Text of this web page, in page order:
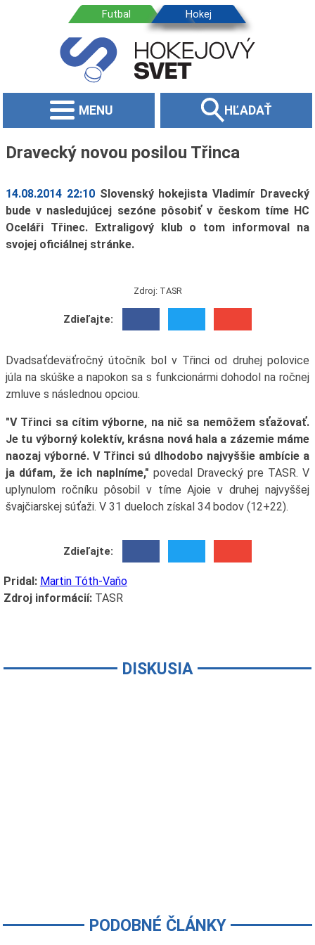
MENU HĽADAŤ
Dravecký novou posilou Třinca
14.08.2014 22:10 Slovenský hokejista Vladimír Dravecký
bude v nasledujúcej sezóne pôsobiť v českom tíme HC
Oceláři Třinec. Extraligový klub o tom informoval na
svojej oficiálnej stránke.
Zdroj: TASR
Zdieľajte:
Dvadsaťdeväťročný útočník bol v Třinci od druhej polovice
júla na skúške a napokon sa s funkcionármi dohodol na ročnej
zmluve s následnou opciou.
"V Třinci sa cítim výborne, na nič sa nemôžem sťažovať.
Je tu výborný kolektív, krásna nová hala a zázemie máme
naozaj výborné. V Třinci sú dlhodobo najvyššie ambície a
ja dúfam, že ich naplníme," povedal Dravecký pre TASR. V
uplynulom ročníku pôsobil v tíme Ajoie v druhej najvyššej
švajčiarskej súťaži. V 31 dueloch získal 34 bodov (12+22).
Zdieľajte:
Pridal: Martin Tóth-Vaňo
Zdroj informácií:TASR
DISKUSIA
PODOBNÉ ČLÁNKY